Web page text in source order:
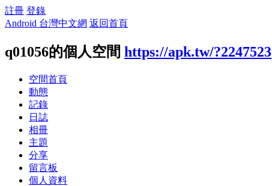
註冊 登錄
Android 台灣中文網 返回首頁
q01056的個人空間 https://apk.tw/?2247523
空間首頁
動態
記錄
日誌
相冊
主題
分享
留言板
個人資料